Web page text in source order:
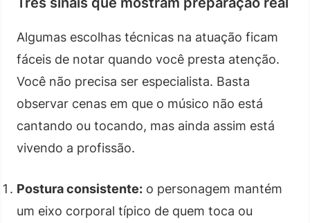
Algumas escolhas técnicas na atuação ficam
fáceis de notar quando você presta atenção.
Você não precisa ser especialista. Basta
observar cenas em que o músico não está
cantando ou tocando, mas ainda assim está
vivendo a profissão.
Postura consistente: o personagem mantém
um eixo corporal típico de quem toca ou